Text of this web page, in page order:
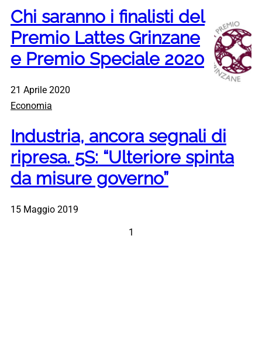
Chi saranno i finalisti del
Premio Lattes Grinzane
e Premio Speciale 2020
21 Aprile 2020
Economia
Industria, ancora segnali di
ripresa. 5S: “Ulteriore spinta
da misure governo”
15 Maggio 2019
1